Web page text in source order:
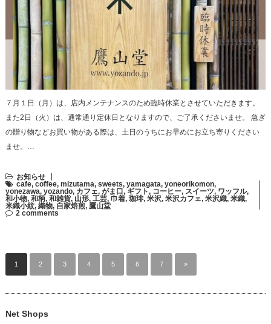
７月１日（月）は、店内メンテナンスのため臨時休業とさせていただきます。
また2日（火）は、通常通り定休日となりますので、ご了承くださいませ。 急ぎ
の贈り物などお買い物がある際は、土日のうちにお早めにお立ち寄りください
ませ。…
お知らせ
cafe, coffee, mizutama, sweets, yamagata, yoneorikomon,
yonezawa, yozando, カフェ, がま口 , ギフト, コーヒー, スイーツ, ワッフル,
和小物, 和柄, 和雑貨, 山形, 工芸, 巾着, 珈琲, 米沢, 米沢カフェ, 米沢織, 米織,
米織小紋, 織物, 自家焙煎, 鷹山堂
2 comments
1 2 3 4 5 6 7 »
Net Shops